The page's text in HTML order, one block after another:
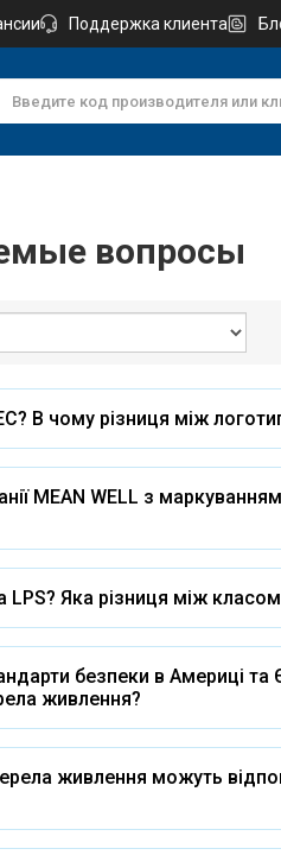
Поддержка клиента
вопросы
В чому різниця між
MEAN WELL з
LPS? Яка різниця між
безпеки в Америці
живлення?
живлення можуть